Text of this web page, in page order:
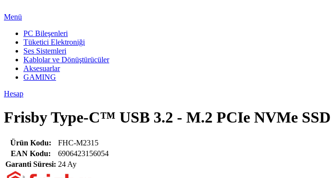
Menü
PC Bileşenleri
Tüketici Elektroniği
Ses Sistemleri
Kablolar ve Dönüştürücüler
Aksesuarlar
GAMING
Hesap
Frisby Type-C™ USB 3.2 - M.2 PCIe NVMe
Ürün Kodu:
FHC-M2315
EAN Kodu:
6906423156054
Garanti Süresi: 24 Ay